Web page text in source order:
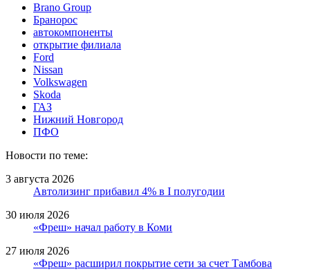
Brano Group
Бранорос
автокомпоненты
открытие филиала
Ford
Nissan
Volkswagen
Skoda
ГАЗ
Нижний Новгород
ПФО
Новости по теме:
3 августа 2026
Автолизинг прибавил 4% в I полугодии
30 июля 2026
«Фреш» начал работу в Коми
27 июля 2026
«Фреш» расширил покрытие сети за счет Тамбова